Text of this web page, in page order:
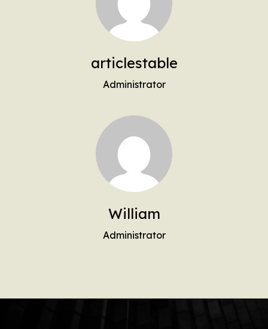
articlestable
Administrator
William
Administrator